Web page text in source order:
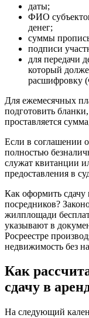
даты;
ФИО
денег;
суммы
подписи
для передачи
который
расшифровку
Для ежемесячных
подготовить
проставляется
Если в соглашении
полностью
служат квитанции
предоставления в
Как оформить сдачу
посредников?
жилплощади
указывают в
Росреестре
недвижимость без
Как
сдачу в
На следующий